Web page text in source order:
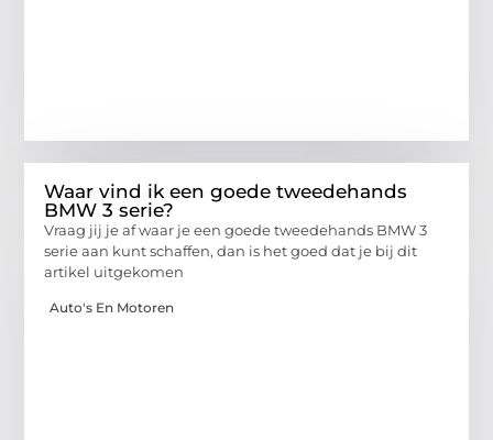
Waar vind ik een goede tweedehands
BMW 3 serie?
Vraag jij je af waar je een goede tweedehands BMW 3
serie aan kunt schaffen, dan is het goed dat je bij dit
artikel uitgekomen
Auto's En Motoren